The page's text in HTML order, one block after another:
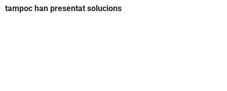
tampoc han presentat solucions